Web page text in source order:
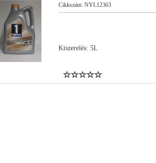
NYL15890
NYL15892
Cikkszám: NYL12363
Kiszerelés: 5L